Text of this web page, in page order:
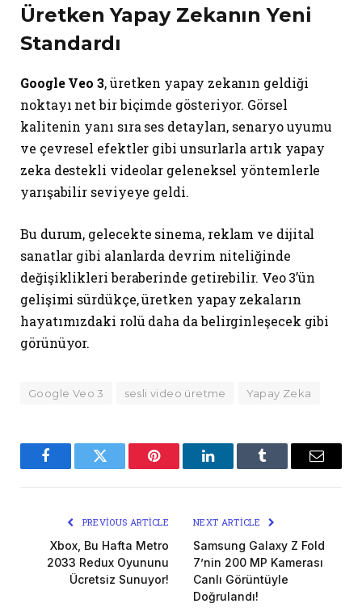
Üretken Yapay Zekanın Yeni
Standardı
Google Veo 3, üretken yapay zekanın geldiği
noktayı net bir biçimde gösteriyor. Görsel
kalitenin yanı sıra ses detayları, senaryo uyumu
ve çevresel efektler gibi unsurlarla artık yapay
zeka destekli videolar geleneksel yöntemlerle
yarışabilir seviyeye geldi.
Bu durum, gelecekte sinema, reklam ve dijital
sanatlar gibi alanlarda devrim niteliğinde
değişiklikleri beraberinde getirebilir. Veo 3’ün
gelişimi sürdükçe, üretken yapay zekaların
hayatımızdaki rolü daha da belirginleşecek gibi
görünüyor.
Google Veo 3 sesli video üretme Yapay Zeka
FacebookTwitter Pinterest LinkedInTumblr Email
PREVIOUS ARTICLE
Xbox, Bu Hafta Metro
2033 Redux Oyununu
Ücretsiz Sunuyor!
NEXT ARTICLE
Samsung Galaxy Z Fold
7’nin 200 MP Kamerası
Canlı Görüntüyle
Doğrulandı!